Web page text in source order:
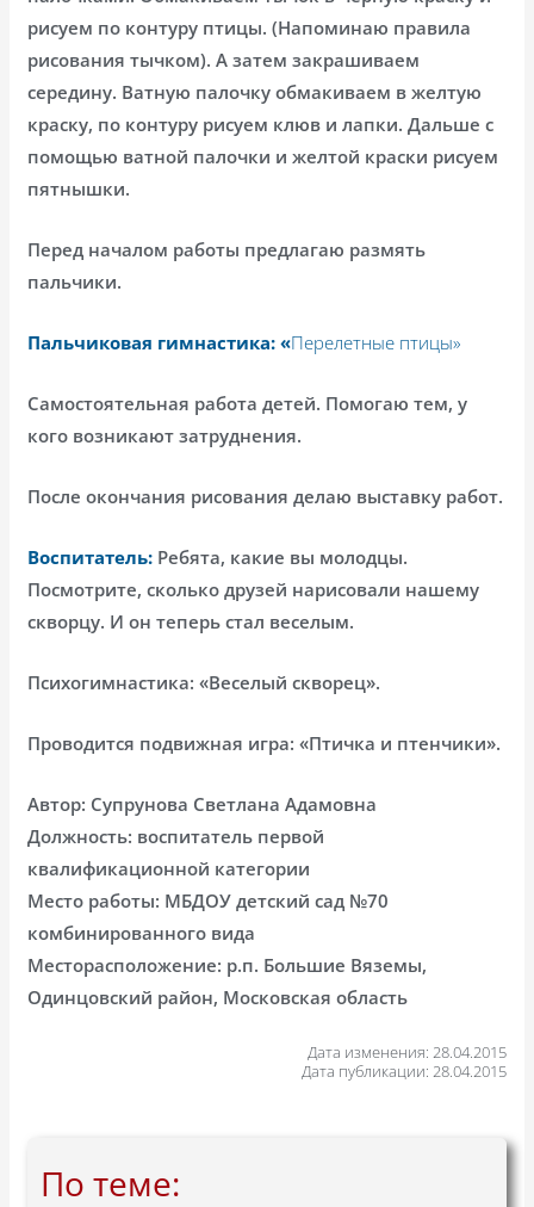
рисуем по контуру птицы. (Напоминаю правила
рисования тычком). А затем закрашиваем
середину. Ватную палочку обмакиваем в желтую
краску, по контуру рисуем клюв и лапки. Дальше с
помощью ватной палочки и желтой краски рисуем
пятнышки.
Перед началом работы предлагаю размять
пальчики.
Пальчиковая гимнастика: «Перелетные птицы»
Самостоятельная работа детей. Помогаю тем, у
кого возникают затруднения.
После окончания рисования делаю выставку работ.
Воспитатель: Ребята, какие вы молодцы.
Посмотрите, сколько друзей нарисовали нашему
скворцу. И он теперь стал веселым.
Психогимнастика: «Веселый скворец».
Проводится подвижная игра: «Птичка и птенчики».
Автор: Супрунова Светлана Адамовна
Должность: воспитатель первой
квалификационной категории
Место работы: МБДОУ детский сад №70
комбинированного вида
Месторасположение: р.п. Большие Вяземы,
Одинцовский район, Московская область
Дата изменения: 28.04.2015
Дата публикации: 28.04.2015
По теме: